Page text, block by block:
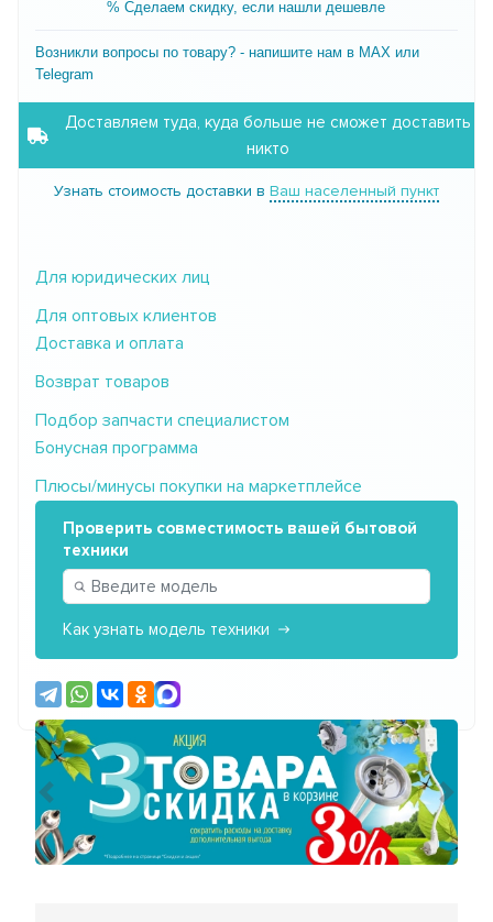
% Сделаем скидку, если нашли дешевле
Возникли вопросы по товару? - напишите нам в MAX или
Telegram
Доставляем туда, куда больше не сможет доставить
никто
Узнать стоимость доставки в Ваш населенный пункт
Для юридических лиц
Для оптовых клиентов
Доставка и оплата
Возврат товаров
Подбор запчасти специалистом
Бонусная программа
Плюсы/минусы покупки на маркетплейсе
Проверить совместимость вашей бытовой
техники
Как узнать модель техники
Предыдущий